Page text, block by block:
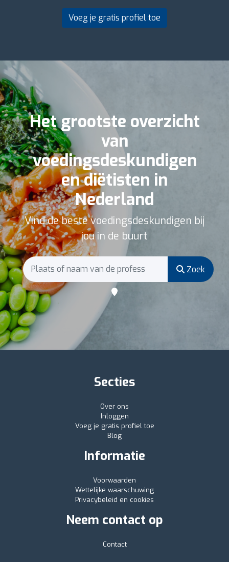
Voeg je gratis profiel toe
Het grootste overzicht
van
voedingsdeskundigen
en diëtisten in
Nederland
Vind de beste voedingsdeskundigen bij
jou in de buurt
Zoek
Secties
Over ons
Inloggen
Voeg je gratis profiel toe
Blog
Informatie
Voorwaarden
Wettelijke waarschuwing
Privacybeleid en cookies
Neem contact op
Contact